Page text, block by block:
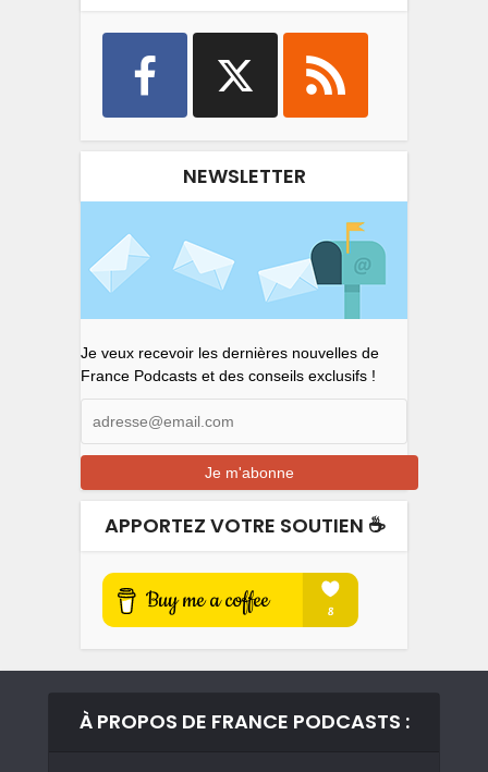
NEWSLETTER
Je veux recevoir les dernières nouvelles de
France Podcasts et des conseils exclusifs !
APPORTEZ VOTRE SOUTIEN ☕️
À PROPOS DE FRANCE PODCASTS :